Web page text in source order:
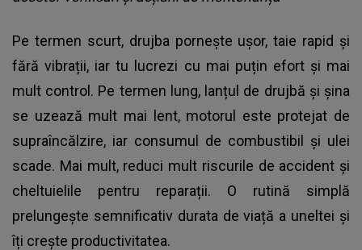
Pe termen scurt, drujba pornește ușor, taie rapid și
fără vibrații, iar tu lucrezi cu mai puțin efort și mai
mult control. Pe termen lung, lanțul de drujbă și șina
se uzează mult mai lent, motorul este protejat de
supraîncălzire, iar consumul de combustibil și ulei
scade. Mai mult, reduci mult riscurile de accident și
cheltuielile pentru reparații. O rutină simplă
prelungește semnificativ durata de viață a uneltei și
îți crește productivitatea.